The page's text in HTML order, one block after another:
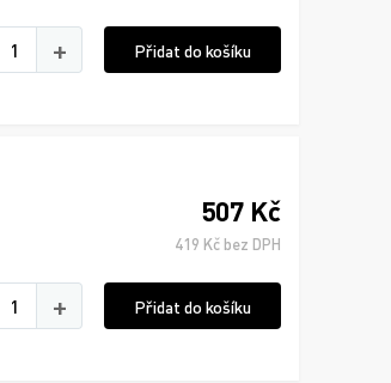
+ Přidat do košíku
507 Kč
419 Kč bez DPH
+ Přidat do košíku